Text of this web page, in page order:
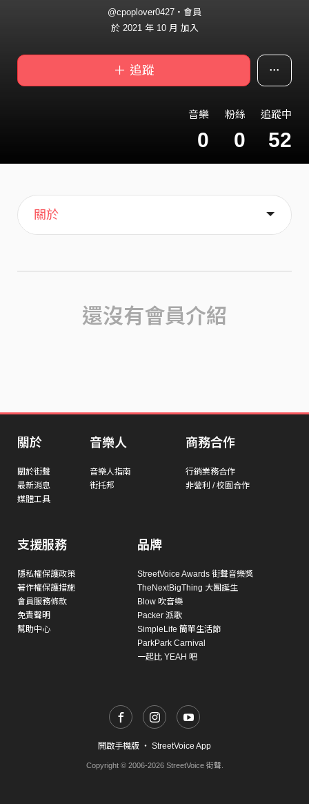
@cpoplover0427・會員
於 2021 年 10 月 加入
＋ 追蹤
音樂
0
粉絲
0
追蹤中
52
主頁
喜歡
關於
還沒有會員介紹
關於
關於街聲
最新消息
媒體工具
音樂人
音樂人指南
街托邦
商務合作
行銷業務合作
非營利 / 校園合作
支援服務
隱私權保護政策
著作權保護措施
會員服務條款
免責聲明
幫助中心
品牌
StreetVoice Awards 街聲音樂獎
TheNextBigThing 大團誕生
Blow 吹音樂
Packer 派歌
SimpleLife 簡單生活節
ParkPark Carnival
一起比 YEAH 吧
開啟手機版 ・ StreetVoice App
Copyright © 2006-2026 StreetVoice 街聲.